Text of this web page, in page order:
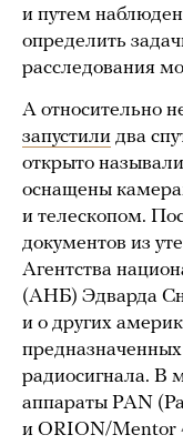
и путем
определить
расследования
А относительно
запустили два
открыто
оснащены
и телескопом.
документов из
Агентства
(АНБ) Эдварда
и о других
радиосигнала. В
аппараты PAN
и ORION/Mentor